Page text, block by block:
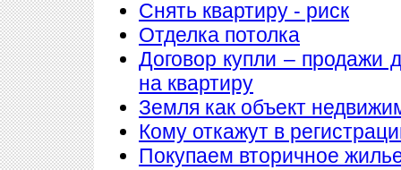
Снять квартиру - риск
Отделка потолка
Договор купли – продажи
на квартиру
Земля как объект
Кому откажут в
Покупаем вторичное